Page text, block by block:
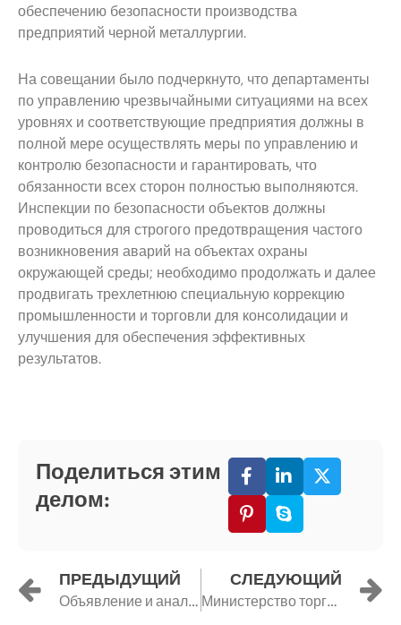
обеспечению безопасности производства
предприятий черной металлургии.
На совещании было подчеркнуто, что департаменты
по управлению чрезвычайными ситуациями на всех
уровнях и соответствующие предприятия должны в
полной мере осуществлять меры по управлению и
контролю безопасности и гарантировать, что
обязанности всех сторон полностью выполняются.
Инспекции по безопасности объектов должны
проводиться для строгого предотвращения частого
возникновения аварий на объектах охраны
окружающей среды; необходимо продолжать и далее
продвигать трехлетнюю специальную коррекцию
промышленности и торговли для консолидации и
улучшения для обеспечения эффективных
результатов.
Поделиться этим
делом:
ПРЕДЫДУЩИЙ
Объявление и анализ пожара «3.14» Департамент по чрезвычайным ситуациям требует от предприятий черной металлургии добросовестного выполнения работ по обеспечению безопасного производства
СЛЕДУЮЩИЙ
Министерство торговли: 131-я Китайская ярмарка импортных и экспортных товаров пройдет в онлайн-формате с 15 по 24 апреля.